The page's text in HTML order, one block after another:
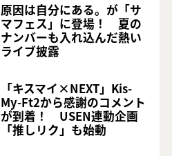
原因は自分にある。が「サ
マフェス」に登場！ 夏の
ナンバーも入れ込んだ熱い
ライブ披露
「キスマイ×NEXT」Kis-
My-Ft2から感謝のコメント
が到着！ USEN連動企画
「推しリク」も始動